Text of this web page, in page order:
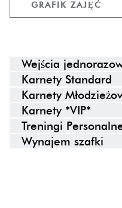
GRAFIK ZAJĘĆ
N
A
N
E
A
B
Wejścia
Karnety Standard
Karnety
Karnety *VIP*
Treningi
Wynajem szafki